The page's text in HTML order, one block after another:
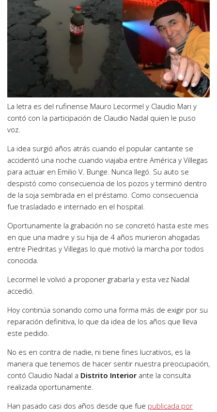
La letra es del rufinense Mauro Lecormel y Claudio Mari y
contó con la participación de Claudio Nadal quien le puso
voz.
La idea surgió años atrás cuando el popular cantante se
accidentó una noche cuando viajaba entre América y Villegas
para actuar en Emilio V. Bunge. Nunca llegó. Su auto se
despistó como consecuencia de los pozos y terminó dentro
de la soja sembrada en el préstamo. Como consecuencia
fue trasladado e internado en el hospital.
Oportunamente la grabación no se concretó hasta este mes
en que una madre y su hija de 4 años murieron ahogadas
entre Piedritas y Villegas lo que motivó la marcha por todos
conocida.
Lecormel le volvió a proponer grabarla y esta vez Nadal
accedió.
Hoy continúa sonando como una forma más de exigir por su
reparación definitiva, lo que da idea de los años que lleva
este pedido.
No es en contra de nadie, ni tiene fines lucrativos, es la
manera que tenemos de hacer sentir nuestra preocupación,
contó Claudio Nadal a Distrito Interior ante la consulta
realizada oportunamente.
Han pasado casi dos años desde que fue publicada por